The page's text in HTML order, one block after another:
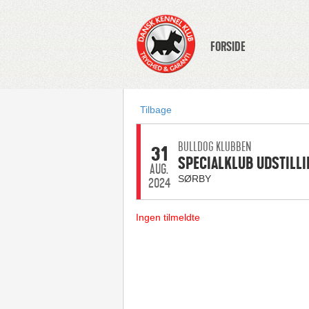
FORSIDE
Tilbage
31
AUG.
2024
BULLDOG KLUBBEN
SPECIALKLUB
SØRBY
Ingen tilmeldte